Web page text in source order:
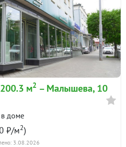
м2 – Малышева, 10
в доме
₽/м2)
3.08.2026